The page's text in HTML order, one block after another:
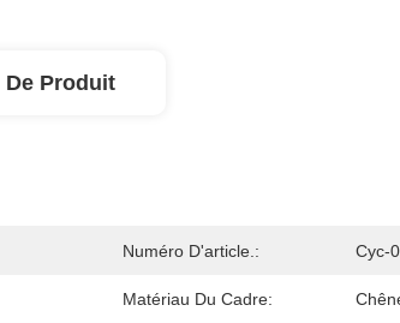
Produit
Numéro D'article.: Cyc-
Matériau Du Cadre: